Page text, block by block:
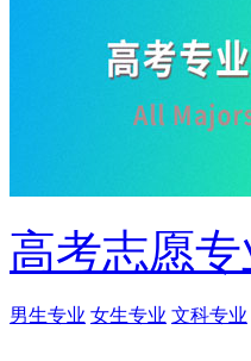
高考志愿专
男生专业 女生专业 文科专业